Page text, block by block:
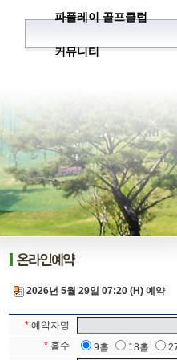
파플레이 골프클럽
커뮤니티
2026년 5월 29일 07:20 (H) 예약
* 예약자명
* 홀수 9홀 18홀